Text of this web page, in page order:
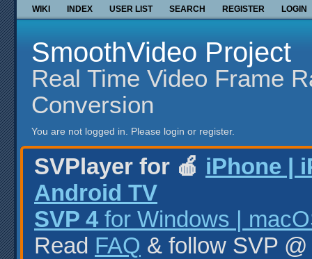
WIKI INDEX USER LIST SEARCH REGISTER LOGIN
SmoothVideo Project
Real Time Video Frame
Conversion
You are not logged in. Please login or register.
SVPlayer for 🍎 iPhone |
Android TV
SVP 4 for Windows |
Read FAQ & follow SVP